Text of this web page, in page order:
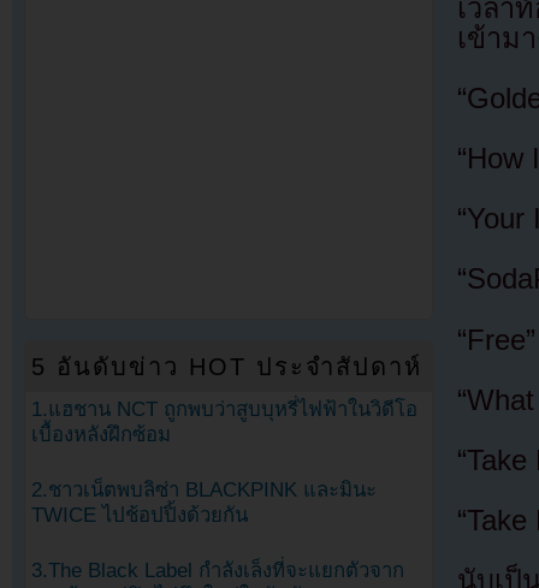
เวลา
เข้าม
“How
นับเป็
5 อันดับข่าว HOT ประจำสัปดาห์
1.แฮชาน NCT ถูกพบว่าสูบบุหรี่ไฟฟ้าในวิดีโอ
เบื้องหลังฝึกซ้อม
2.ชาวเน็ตพบลิซ่า BLACKPINK และมินะ
TWICE ไปช้อปปิ้งด้วยกัน
3.The Black Label กำลังเล็งที่จะแยกตัวจาก